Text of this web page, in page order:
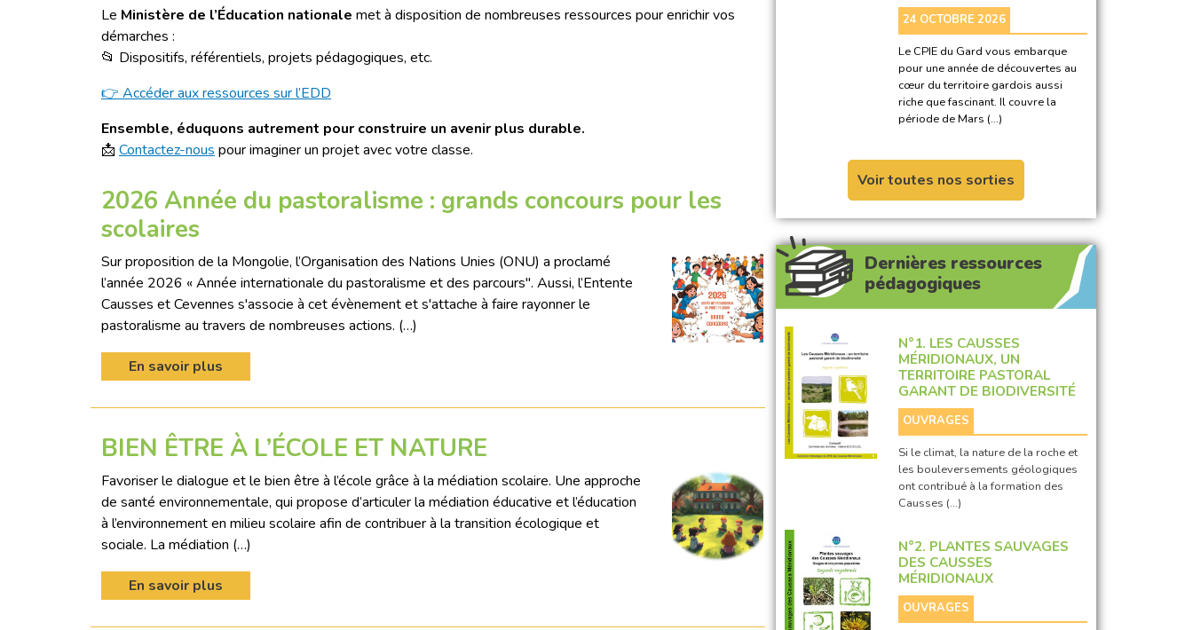
Le Ministère de l’Éducation nationale met à disposition de nombreuses ressources pour enrichir vos
démarches :
📂 Dispositifs, référentiels, projets pédagogiques, etc.
👉 Accéder aux ressources sur l’EDD
Ensemble, éduquons autrement pour construire un avenir plus durable.
📩 Contactez-nous pour imaginer un projet avec votre classe.
2026 Année du pastoralisme : grands concours pour les
scolaires
Sur proposition de la Mongolie, l’Organisation des Nations Unies (ONU) a proclamé
l’année 2026 « Année internationale du pastoralisme et des parcours". Aussi, l’Entente
Causses et Cevennes s'associe à cet évènement et s'attache à faire rayonner le
pastoralisme au travers de nombreuses actions. (…)
En savoir plus
BIEN ÊTRE À L’ÉCOLE ET NATURE
Favoriser le dialogue et le bien être à l’école grâce à la médiation scolaire. Une approche
de santé environnementale, qui propose d’articuler la médiation éducative et l’éducation
à l’environnement en milieu scolaire afin de contribuer à la transition écologique et
sociale. La médiation (…)
En savoir plus
24 OCTOBRE 2026
Le CPIE du Gard vous embarque
pour une année de découvertes au
cœur du territoire gardois aussi
riche que fascinant. Il couvre la
période de Mars (…)
Voir toutes nos sorties
Dernières ressources
pédagogiques
N°1. LES CAUSSES
MÉRIDIONAUX, UN
TERRITOIRE PASTORAL
GARANT DE BIODIVERSITÉ
OUVRAGES
Si le climat, la nature de la roche et
les bouleversements géologiques
ont contribué à la formation des
Causses (…)
N°2. PLANTES SAUVAGES
DES CAUSSES
MÉRIDIONAUX
OUVRAGES